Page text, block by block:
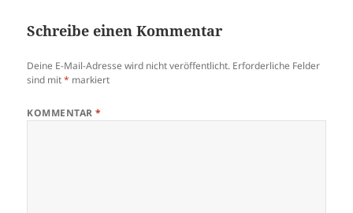
Schreibe einen Kommentar
Deine E-Mail-Adresse wird nicht veröffentlicht. Erforderliche Felder
sind mit* markiert
KOMMENTAR*